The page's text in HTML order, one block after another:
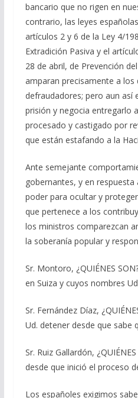
bancario que no rigen en
contrario, las leyes
artículos 2 y 6 de la Ley 4/
Extradición Pasiva y el
28 de abril, de Prevención
amparan precisamente a los
defraudadores; pero aun así
prisión y negocia entregarlo
procesado y castigado por
que están estafando a la
Ante semejante
gobernantes, y en
poder para ocultar y
que pertenece a los
los ministros comparezcan
la soberanía popular y
Sr. Montoro, ¿QUIÉNES
en Suiza y cuyos nombres
Sr. Fernández Díaz,
Ud. detener desde que sabe
Sr. Ruiz Gallardón,
desde que inició el proceso
Los españoles exigimos